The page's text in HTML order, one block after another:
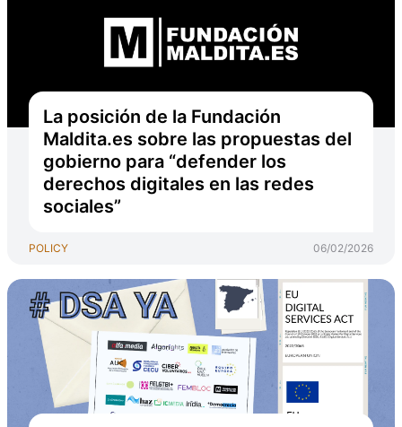
La posición de la Fundación
Maldita.es sobre las propuestas del
gobierno para “defender los
derechos digitales en las redes
sociales”
POLICY 06/02/2026